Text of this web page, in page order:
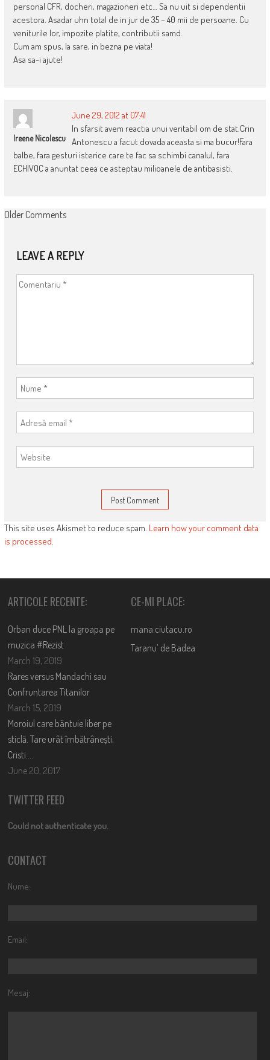
personal CFR, docheri, magazioneri etc… Sa nu uit si dependentii
acestora. Asadar uhn total de in jur de 35 – 40 mii de persoane. Cu
veniturile lor, impozite platite, contributii samd.
Cum am spus, la sare, in bezna pe viata!
Asa sa-i ajute!
Ireene Nicolescu
June 29, 2012 at 07:41
In sfarsit avem reactia unui veritabil om de stat.Crin
Antonescu a facut dovada aceasta si ma bucur!Fara
balbe, fara gesturi isterice care te fac sa schimbi canalul, fara
ECHIVOC a anuntat ceea ce asteptau milioanele de antibasisti.
COMMENT
Older Comments
LEAVE A REPLY
This site uses Akismet to reduce spam. Learn how your comment data
is processed.
ARTICOLE RECENTE:
Orban duce PNL la groapa pe
muzica #Rezist
March 19, 2019
Rares versus Mandachi sau
Confruntarea Titanilor
March 15, 2019
Moroiul care bântuie liber pe
sticlă. Tare urât îmbătrânești,
Cristi….
June 20, 2017
CE-MI PLACE:
mana.ciutacu.ro
Taranu’ de Badea
TWITTER FEED
Could not authenticate you.
CONTACT
Nume:
Email:
Mesaj: